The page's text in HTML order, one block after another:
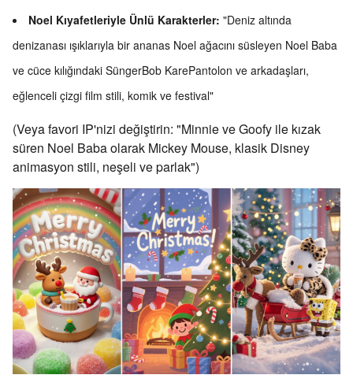
Noel Kıyafetleriyle Ünlü Karakterler: "Deniz altında
denizanası ışıklarıyla bir ananas Noel ağacını süsleyen Noel Baba
ve cüce kılığındaki SüngerBob KarePantolon ve arkadaşları,
eğlenceli çizgi film stili, komik ve festival"
(Veya favori IP'nizi değiştirin: "Minnie ve Goofy ile kızak
süren Noel Baba olarak Mickey Mouse, klasik Disney
animasyon stili, neşeli ve parlak")